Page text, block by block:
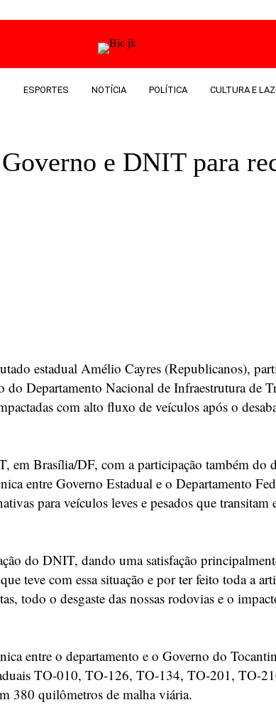
ESPORTES NOTÍCIA POLÍTICA CULTURA E
e DNIT para
estadual Amélio Cayres (Republicanos),
Departamento Nacional de Infraestrutura de
com alto fluxo de veículos após o
em Brasília/DF, com a participação também
entre Governo Estadual e o Departamento
para veículos leves e pesados que
do DNIT, dando uma satisfação
teve com essa situação e por ter feito toda a
todo o desgaste das nossas rodovias e o
entre o departamento e o Governo do
TO-010, TO-126, TO-134, TO-201, TO-
380 quilômetros de malha viária.